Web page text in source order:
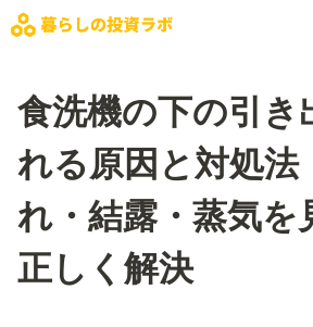
食洗機の下の引き
れる原因と対処法
れ・結露・蒸気を
正しく解決